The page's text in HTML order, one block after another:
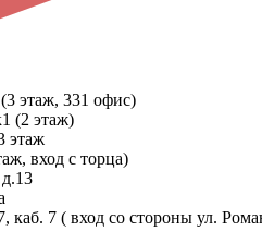
этаж, 331 офис)
(2 этаж)
этаж
вход с торца)
каб. 7 ( вход со стороны ул.